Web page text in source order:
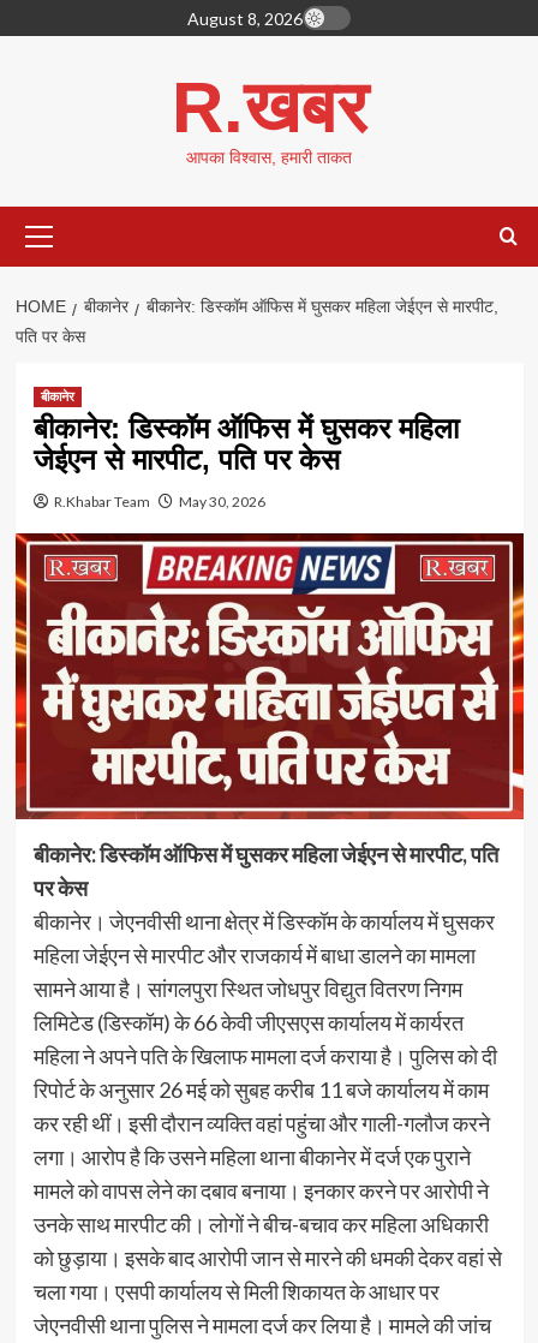
to
August 8, 2026
R.खबर
आपका विश्वास, हमारी ताकत
Menu
HOME बीकानेर
बीकानेर: डिस्कॉम ऑफिस में घुसकर महिला जेईएन से मारपीट,
पति पर केस
बीकानेर
बीकानेर: डिस्कॉम ऑफिस में घुसकर महिला
जेईएन से मारपीट, पति पर केस
R.Khabar Team May 30, 2026
बीकानेर: डिस्कॉम ऑफिस में घुसकर महिला जेईएन से मारपीट, पति
पर केस
बीकानेर। जेएनवीसी थाना क्षेत्र में डिस्कॉम के कार्यालय में घुसकर
महिला जेईएन से मारपीट और राजकार्य में बाधा डालने का मामला
सामने आया है। सांगलपुरा स्थित जोधपुर विद्युत वितरण निगम
लिमिटेड (डिस्कॉम) के 66 केवी जीएसएस कार्यालय में कार्यरत
महिला ने अपने पति के खिलाफ मामला दर्ज कराया है। पुलिस को दी
रिपोर्ट के अनुसार 26 मई को सुबह करीब 11 बजे कार्यालय में काम
कर रही थीं। इसी दौरान व्यक्ति वहां पहुंचा और गाली-गलौज करने
लगा। आरोप है कि उसने महिला थाना बीकानेर में दर्ज एक पुराने
मामले को वापस लेने का दबाव बनाया। इनकार करने पर आरोपी ने
उनके साथ मारपीट की। लोगों ने बीच-बचाव कर महिला अधिकारी
को छुड़ाया। इसके बाद आरोपी जान से मारने की धमकी देकर वहां से
चला गया। एसपी कार्यालय से मिली शिकायत के आधार पर
जेएनवीसी थाना पुलिस ने मामला दर्ज कर लिया है। मामले की जांच